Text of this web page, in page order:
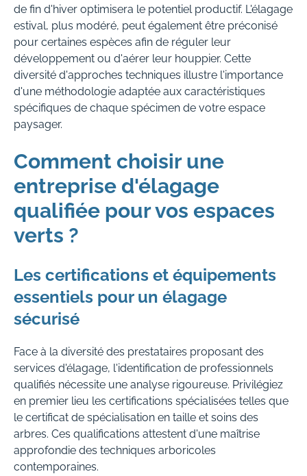
de fin d'hiver optimisera le potentiel productif. L'élagage
estival, plus modéré, peut également être préconisé
pour certaines espèces afin de réguler leur
développement ou d'aérer leur houppier. Cette
diversité d'approches techniques illustre l'importance
d'une méthodologie adaptée aux caractéristiques
spécifiques de chaque spécimen de votre espace
paysager.
Comment choisir une
entreprise d'élagage
qualifiée pour vos espaces
verts ?
Les certifications et équipements
essentiels pour un élagage
sécurisé
Face à la diversité des prestataires proposant des
services d'élagage, l'identification de professionnels
qualifiés nécessite une analyse rigoureuse. Privilégiez
en premier lieu les certifications spécialisées telles que
le certificat de spécialisation en taille et soins des
arbres. Ces qualifications attestent d'une maîtrise
approfondie des techniques arboricoles
contemporaines.